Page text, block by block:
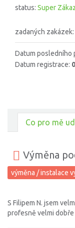
status: Super
zadaných zakázek:
Datum posledního
Datum registrace:
Co pro mě
Výměna
výměna / instalace
S Filipem N. jsem
profesně velmi